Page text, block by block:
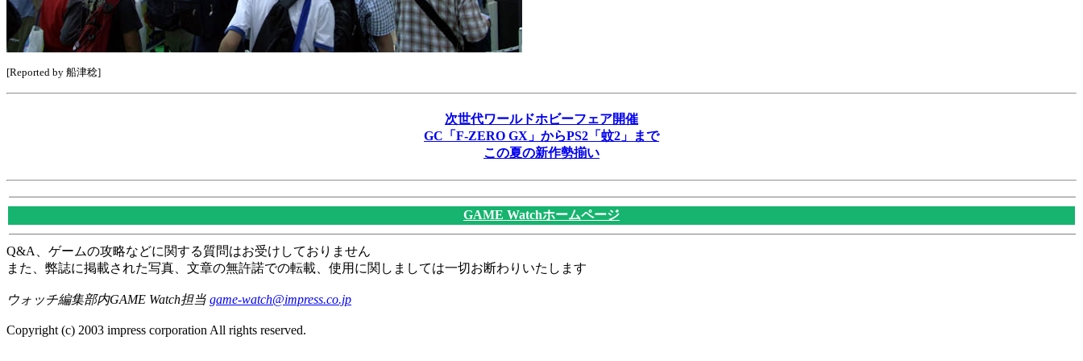
[Reported by 船津稔]
次世代ワールドホビーフェア開催
GC「F-ZERO GX」からPS2「蚊2」まで
この夏の新作勢揃い
GAME Watchホームページ
Q&A、ゲームの攻略などに関する質問はお受けしておりません
また、弊誌に掲載された写真、文章の無許諾での転載、使用に関しましては一切お断わりいたします
ウォッチ編集部内GAME Watch担当 game-watch@impress.co.jp
Copyright (c) 2003 impress corporation All rights reserved.